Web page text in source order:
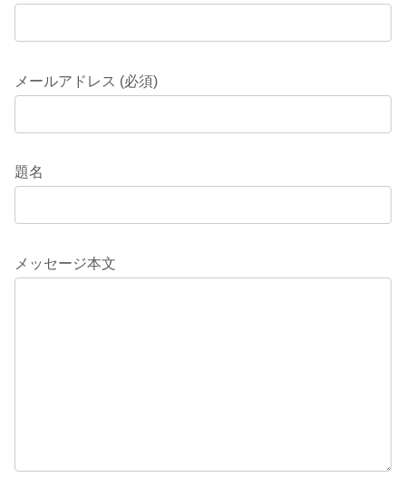
メールアドレス (必須)
題名
メッセージ本文